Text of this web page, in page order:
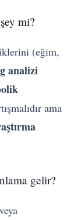
mi?
(eğim,
analizi
ama
gelir?
veya